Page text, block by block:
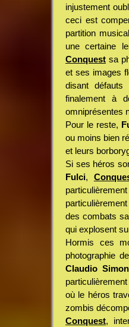
injustement
ceci est
partition
une certaine
Conquest sa
et ses images
disant
finalement à
omniprésentes
Pour le reste,
ou moins bien
et leurs
Si ses héros
Fulci,
des combats
qui explosent
Hormis ces
photographie de
Claudio
où le héros
zombis
Conquest,